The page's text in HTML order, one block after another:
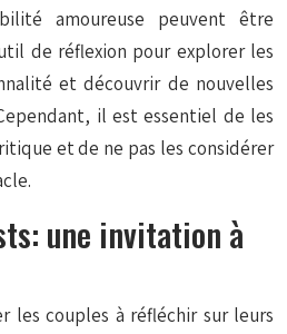
amoureuse peuvent être
de réflexion pour explorer les
et découvrir de nouvelles
il est essentiel de les
et de ne pas les considérer
une invitation à
les couples à réfléchir sur leurs